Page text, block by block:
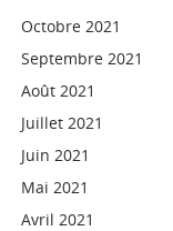
Octobre 2021
Septembre 2021
Août 2021
Juillet 2021
Juin 2021
Mai 2021
Avril 2021